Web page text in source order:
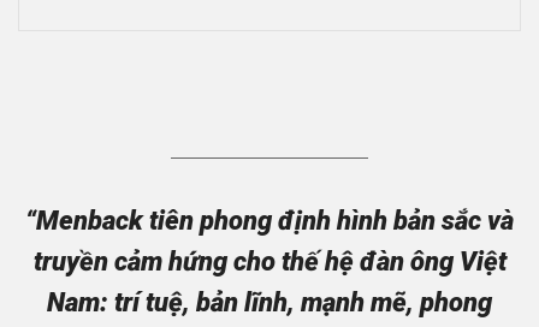
“Menback tiên phong định hình bản sắc và
truyền cảm hứng cho thế hệ đàn ông Việt
Nam: trí tuệ, bản lĩnh, mạnh mẽ, phong